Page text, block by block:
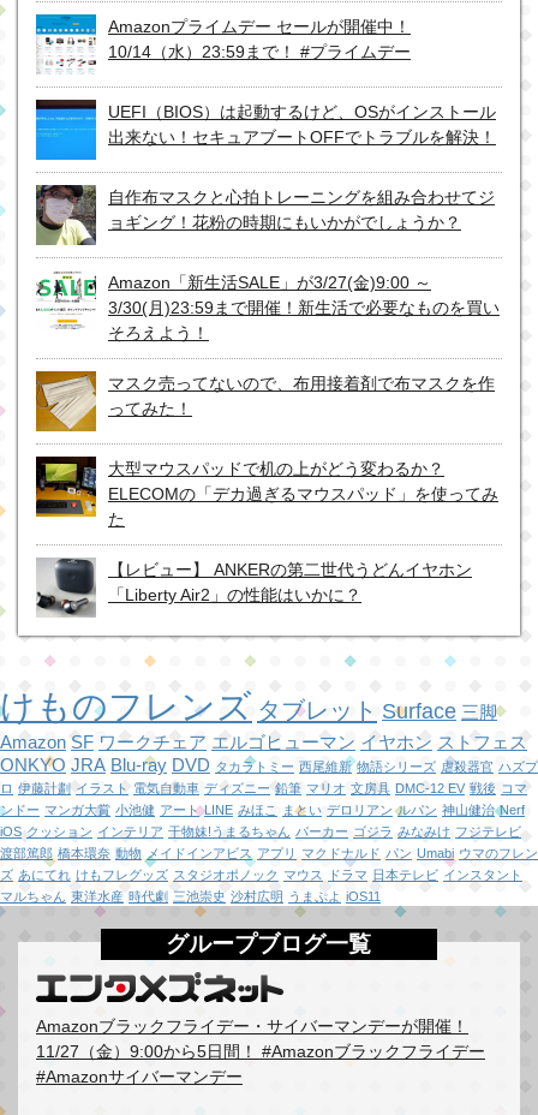
Amazonプライムデー セールが開催中！
10/14（水）23:59まで！ #プライムデー
UEFI（BIOS）は起動するけど、OSがインストール
出来ない！セキュアブートOFFでトラブルを解決！
自作布マスクと心拍トレーニングを組み合わせてジ
ョギング！花粉の時期にもいかがでしょうか？
Amazon「新生活SALE」が3/27(金)9:00 ～
3/30(月)23:59まで開催！新生活で必要なものを買い
そろえよう！
マスク売ってないので、布用接着剤で布マスクを作
ってみた！
大型マウスパッドで机の上がどう変わるか？
ELECOMの「デカ過ぎるマウスパッド」を使ってみ
た
【レビュー】 ANKERの第二世代うどんイヤホン
「Liberty Air2」の性能はいかに？
けものフレンズ タブレット Surface 三脚
Amazon SF ワークチェア エルゴヒューマン イヤホン ストフェス
ONKYO JRA Blu-ray DVD タカラトミー 西尾維新 物語シリーズ 虐殺器官 ハズプ
ロ 伊藤計劃 イラスト 電気自動車 ディズニー 鉛筆 マリオ 文房具 DMC-12 EV 戦後 コマ
ンドー マンガ大賞 小池健 アート LINE みほこ まとい デロリアン ルパン 神山健治 Nerf
iOS クッション インテリア 干物妹!うまるちゃん パーカー ゴジラ みなみけ フジテレビ
渡部篤郎 橋本環奈 動物 メイドインアビス アプリ マクドナルド パン Umabi ウマのフレン
ズ あにてれ けもフレグッズ スタジオポノック マウス ドラマ 日本テレビ インスタント
マルちゃん 東洋水産 時代劇 三池崇史 沙村広明 うまぷよ iOS11
グループブログ一覧
Amazonブラックフライデー・サイバーマンデーが開催！
11/27（金）9:00から5日間！ #Amazonブラックフライデー
#Amazonサイバーマンデー